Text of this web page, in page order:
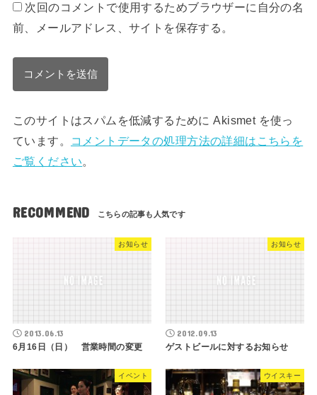
次回のコメントで使用するためブラウザーに自分の名
前、メールアドレス、サイトを保存する。
このサイトはスパムを低減するために Akismet を使っ
ています。
コメントデータの処理方法の詳細はこちらを
ご覧ください。
RECOMMEND
お知らせ
2013.06.13
6月16日（日） 営業時間の変更
お知らせ
2012.09.13
ゲストビールに対するお知らせ
イベント ウイスキー